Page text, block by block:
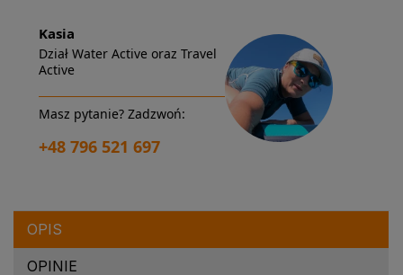
Kasia
Dział Water Active oraz Travel
Active
Masz pytanie? Zadzwoń:
+48 796 521 697
OPIS
OPINIE